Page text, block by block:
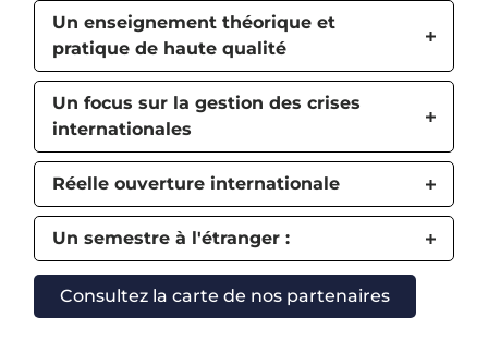
Un enseignement théorique et
pratique de haute qualité
Un focus sur la gestion des crises
internationales
Réelle ouverture internationale
Un semestre à l'étranger :
Consultez la carte de nos partenaires